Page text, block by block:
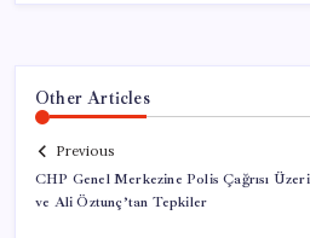
Other Articles
Previous
CHP Genel Merkezine Polis Çağrısı
ve Ali Öztunç’tan Tepkiler